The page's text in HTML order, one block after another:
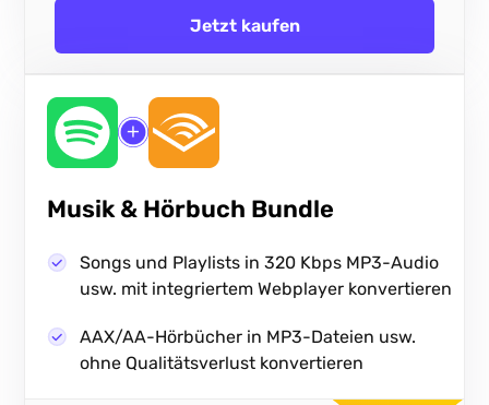
Jetzt kaufen
Musik & Hörbuch Bundle
Songs und Playlists in 320 Kbps MP3-Audio
usw. mit integriertem Webplayer konvertieren
AAX/AA-Hörbücher in MP3-Dateien usw.
ohne Qualitätsverlust konvertieren